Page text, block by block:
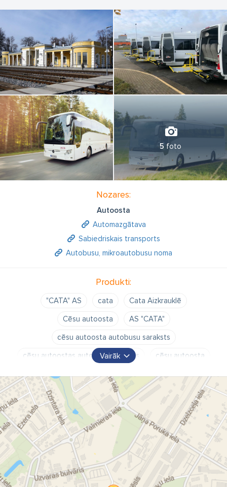
5 foto
Nozares:
Autoosta
Automazgātava
Sabiedriskais transports
Autobusu, mikroautobusu noma
Produkti:
"CATA" AS cata
Cata Aizkrauklē
Cēsu autoosta
AS "CATA"
cēsu autoosta autobusu saraksts
cēsu autoostas autobusu saraksts
cēsu autoosta
as cata autobusu saraksts
Vairāk